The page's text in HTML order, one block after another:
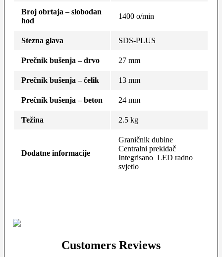
Broj obrtaja – slobodan
hod
1400 o/min
Stezna glava SDS-PLUS
Prečnik bušenja – drvo 27 mm
Prečnik bušenja – čelik 13 mm
Prečnik bušenja – beton 24 mm
Težina 2.5 kg
Dodatne informacije
Graničnik dubine
Centralni prekidač
Integrisano LED radno
svjetlo
Customers Reviews